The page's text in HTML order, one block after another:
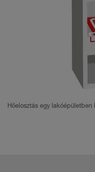
Hőelosztás egy